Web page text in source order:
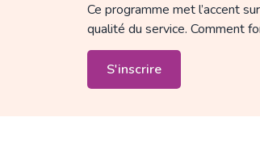
Ce programme met l’accent
qualité du service. Comment
S'inscrire